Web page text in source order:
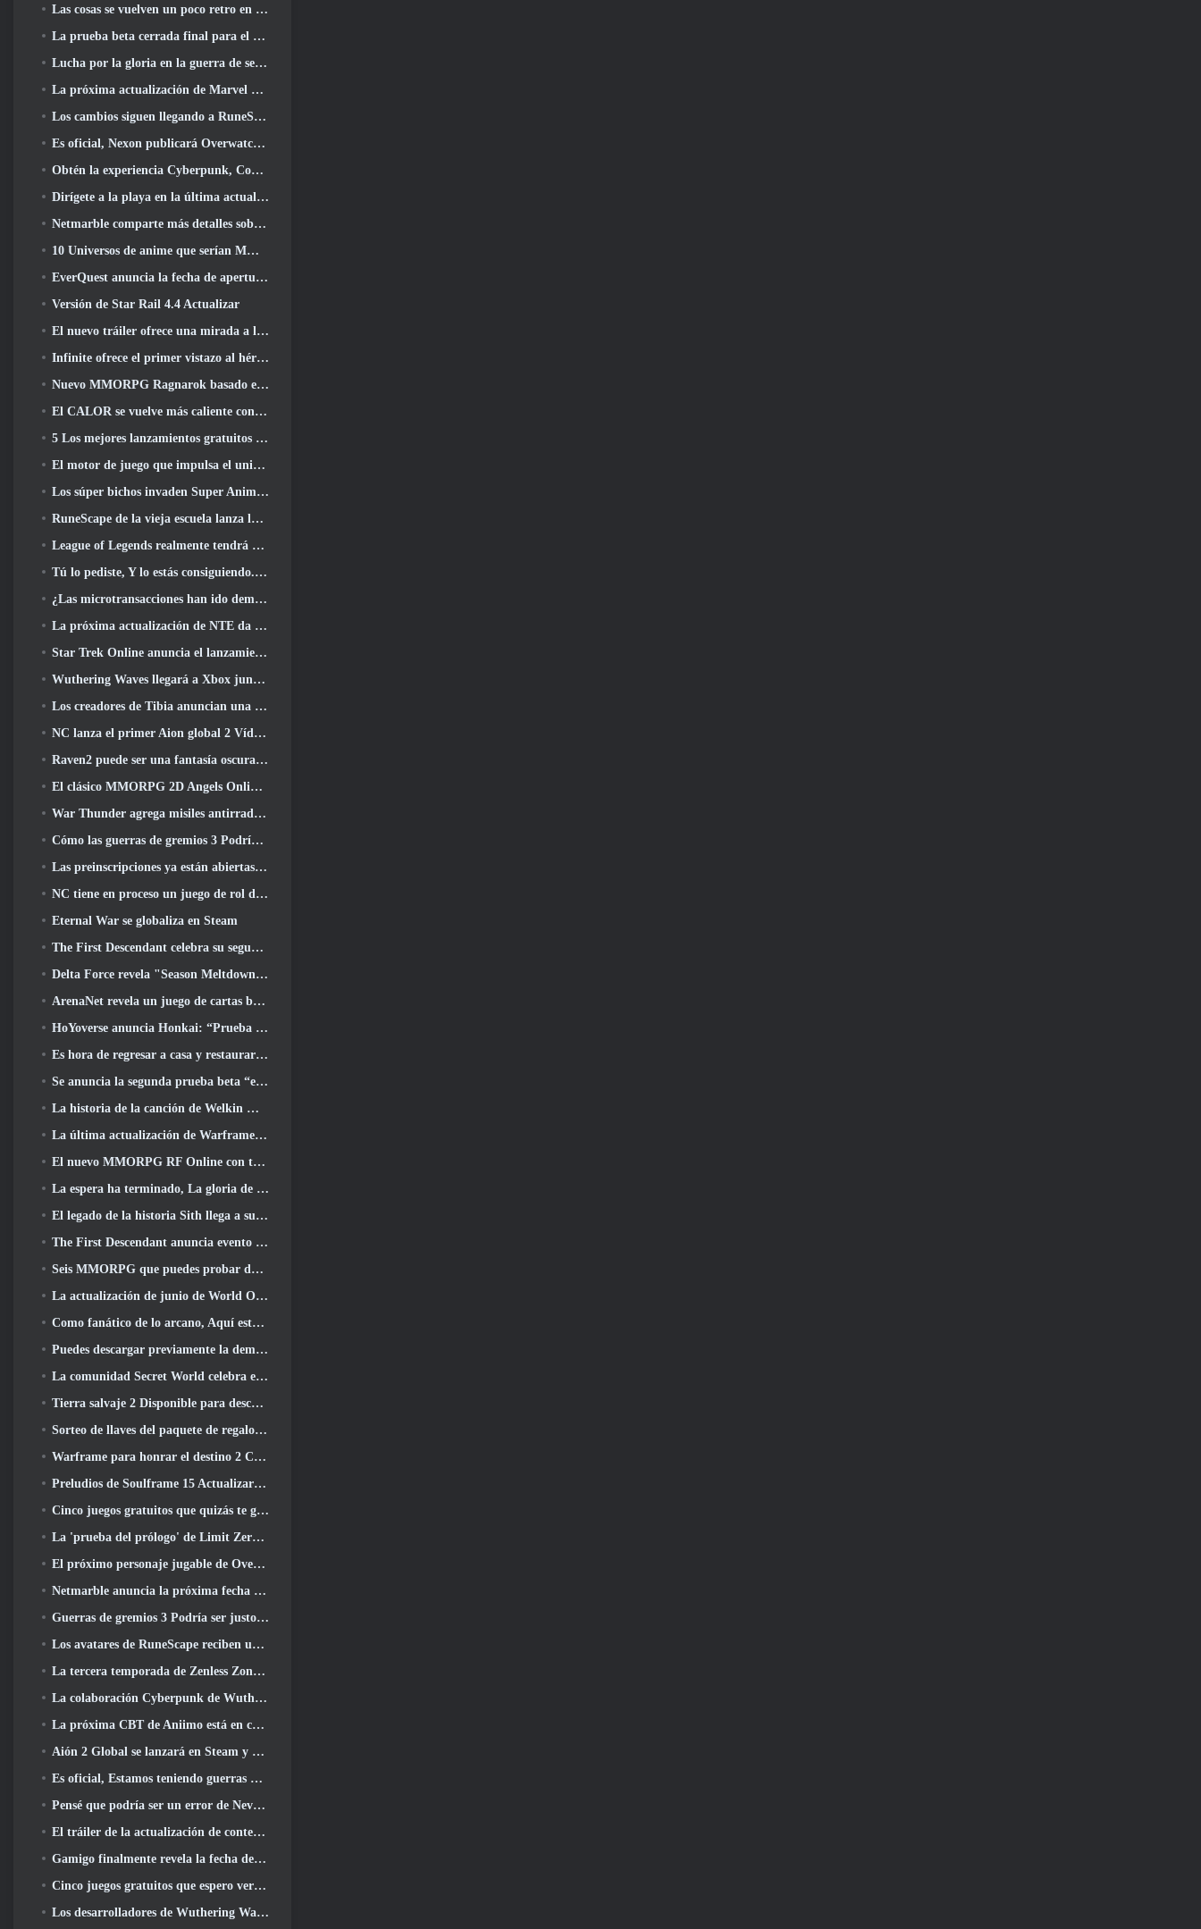
Las cosas se vuelven un poco retro en la temporada final 11 Actualizar
La prueba beta cerrada final para el shooter F2P Sudden Attack Zero Point de Nexon comenzó hoy
Lucha por la gloria en la guerra de servidores de Lineage II
La próxima actualización de Marvel Rivals lleva la lucha a los dioses
Los cambios siguen llegando a RuneScape. Esta vez es vivienda para jugadores
Es oficial, Nexon publicará Overwatch en Corea del Sur en el futuro
Obtén la experiencia Cyberpunk, Completo con ciberpsicosis, En el próximo evento cruzado de Apex Legends
Dirígete a la playa en la última actualización de Palia
Netmarble comparte más detalles sobre el próximo juego de nivelación en solitario, Nivelación en solitario: KARMA en la Anime Expo
10 Universos de anime que serían MMO increíbles
EverQuest anuncia la fecha de apertura del segundo 2026 Servidor de expansión con bloqueo de tiempo
Versión de Star Rail 4.4 Actualizar
El nuevo tráiler ofrece una mirada a la jugabilidad en Silver Palace
Infinite ofrece el primer vistazo al héroe con forma de sirena que llegará en SS13: Recuperación de la vista
Nuevo MMORPG Ragnarok basado en navegador, Se anuncia el universo Ragnarok
El CALOR se vuelve más caliente con el lanzamiento de un nuevo mapa del desierto
5 Los mejores lanzamientos gratuitos para jugar desde 2025, ¿Todavía vale la pena jugar? 2026?
El motor de juego que impulsa el universo de un solo fragmento de Eve Online ahora es de código abierto
Los súper bichos invaden Super Animal Royale en la actualización 'Super Natural'
RuneScape de la vieja escuela lanza la misión Gran Maestro 'The Blood Moon Rises', Poniendo fin a una línea de búsqueda de 20 años
League of Legends realmente tendrá un modo clásico
Tú lo pediste, Y lo estás consiguiendo. Los gremios ahora están disponibles en Eterspire
¿Las microtransacciones han ido demasiado lejos en los juegos gratuitos??
La próxima actualización de NTE da un paso atrás hacia un juego de mesa de fantasía
Star Trek Online anuncia el lanzamiento de la próxima temporada “Undiscovered”
Wuthering Waves llegará a Xbox junto con la versión 3.5 Actualizar
Los creadores de Tibia anuncian una nueva prueba del MMORPG de zombis de la vieja escuela, Persistir en línea
NC lanza el primer Aion global 2 Vídeo para desarrolladores, Compartir detalles sobre el juego
Raven2 puede ser una fantasía oscura, Pero eso no detiene la diversión del verano
El clásico MMORPG 2D Angels Online global se lanza hoy
War Thunder agrega misiles antirradiación y medidas de soporte electrónico en la actualización de caballería pesada
Cómo las guerras de gremios 3 Podría estar buscando innovar en el espacio MMO
Las preinscripciones ya están abiertas para MIRESI de Smilegate: Futuro invisible
NC tiene en proceso un juego de rol de Magical Girl con un estilo artístico inspirado en el anime de los 90
Eternal War se globaliza en Steam
The First Descendant celebra su segundo aniversario con Descendant Fest 2026 Arroyo
Delta Force revela "Season Meltdown", Anuncia la colaboración de Rainbow Six Siege
ArenaNet revela un juego de cartas basado en Guild Wars, Atado a la niebla
HoYoverse anuncia Honkai: “Prueba de evolución” del anime Nexus
Es hora de regresar a casa y restaurar el dichoso retiro donde se encuentran los vientos
Se anuncia la segunda prueba beta “exclusiva” para los tomadores de tiempo del shooter de supervivencia en equipo
La historia de la canción de Welkin Moon de Genshin Impact llega y termina.. en la luna
La última actualización de Warframe celebra a todos los papás espaciales
El nuevo MMORPG RF Online con temática mecánica de Netmarble se lanza a nivel mundial
La espera ha terminado, La gloria de los derrotados ha regresado
El legado de la historia Sith llega a su conclusión hoy en la última actualización de SWTOR
The First Descendant anuncia evento de colaboración EVANGELION
Seis MMORPG que puedes probar durante Steam Next Fest
La actualización de junio de World Of Warships celebra el Día de la Independencia de EE. UU. con una nueva campaña narrativa
Como fanático de lo arcano, Aquí está 5 Cosas que quiero ver del MMO de Riot
Puedes descargar previamente la demostración de Steam Next Fest de Embers Of The Uncrowned Tomorrow
La comunidad Secret World celebra el 14º aniversario con un misterio que deberán resolver juntos
Tierra salvaje 2 Disponible para descargar gratis (y mantener) Por tiempo limitado
Sorteo de llaves del paquete de regalo Crystal Saga Nova
Warframe para honrar el destino 2 Con título y actividad especial en el juego
Preludios de Soulframe 15 Actualizar botín y pesca
Cinco juegos gratuitos que quizás te guste probar durante el Bullet Fest
La 'prueba del prólogo' de Limit Zero Breakers comienza hoy
El próximo personaje jugable de Overwatch parece ser un jefe criminal cyborg con exceso de trabajo
Netmarble anuncia la próxima fecha de lanzamiento global de RF Online
Guerras de gremios 3 Podría ser justo lo que la industria de los MMO necesita ahora mismo
Los avatares de RuneScape reciben una revisión en la mayor actualización visual del juego en los últimos diez años
La tercera temporada de Zenless Zone Zero comienza con un viaje a una isla Bangboo en el cielo, Y a la plataforma Steam
La colaboración Cyberpunk de Wuthering Waves es exactamente lo que quiero de mis eventos cruzados de videojuegos
La próxima CBT de Aniimo está en camino... Y, Tenemos una ventana de lanzamiento oficial
Aión 2 Global se lanzará en Steam y Purple a finales de este año
Es oficial, Estamos teniendo guerras de gremios 3
Pensé que podría ser un error de Neverness To Everness tener el evento Porsche Collab Gacha tan temprano, Pero me equivoqué
El tráiler de la actualización de contenido final de Destiny 2 es un grito de guerra
Gamigo finalmente revela la fecha del regreso de Gloria Victis, ¿Sobrevivirá la segunda vez??
Cinco juegos gratuitos que espero ver durante el Summer Game Fest
Los desarrolladores de Wuthering Waves discuten la creación de la secuencia de batalla Lahai-Roi Mech